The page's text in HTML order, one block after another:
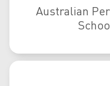
Australian